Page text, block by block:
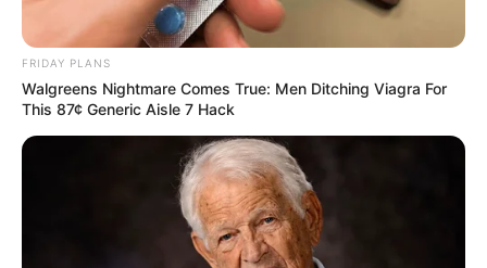
Home
Kombëtarja
VIDEO | Shtatë muaj për një gol, Çani: Kam qenë gjithnjë një
FRIDAY PLANS
Walgreens Nightmare Comes True: Men Ditching Viagra For
This 87¢ Generic Aisle 7 Hack